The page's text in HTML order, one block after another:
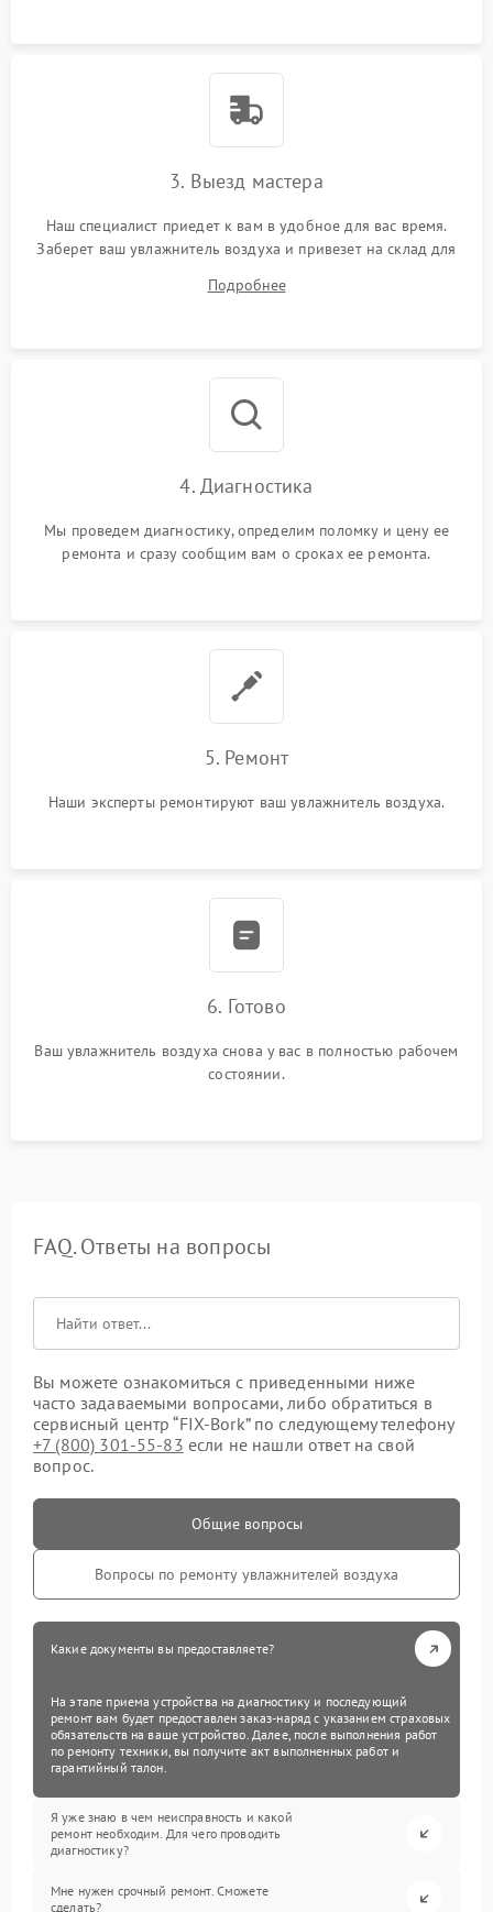
3. Выезд мастера
Наш специалист приедет к вам в удобное для вас время.
Заберет ваш увлажнитель воздуха и привезет на склад для
Подробнее
4. Диагностика
Мы проведем диагностику, определим поломку и цену ее
ремонта и сразу сообщим вам о сроках ее ремонта.
5. Ремонт
Наши эксперты ремонтируют ваш увлажнитель воздуха.
6. Готово
Ваш увлажнитель воздуха снова у вас в полностью рабочем
состоянии.
FAQ. Ответы на вопросы
Вы можете ознакомиться с приведенными ниже
часто задаваемыми вопросами, либо обратиться в
сервисный центр “FIX-Bork” по следующему телефону
+7 (800) 301-55-83 если не нашли ответ на свой
вопрос.
Общие вопросы
Вопросы по ремонту увлажнителей воздуха
Какие документы вы предоставляете?
На этапе приема устройства на диагностику и последующий
ремонт вам будет предоставлен заказ-наряд с указанием страховых
обязательств на ваше устройство. Далее, после выполнения работ
по ремонту техники, вы получите акт выполненных работ и
гарантийный талон.
Я уже знаю в чем неисправность и какой
ремонт необходим. Для чего проводить
диагностику?
Мне нужен срочный ремонт. Сможете
сделать?